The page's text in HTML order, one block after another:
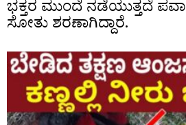
ಭಕ್ತರ ಮುಂದೆ ನಡೆಯುತ್ತದೆ
ಸೋತು ಶರಣಾಗಿದ್ದಾರೆ.